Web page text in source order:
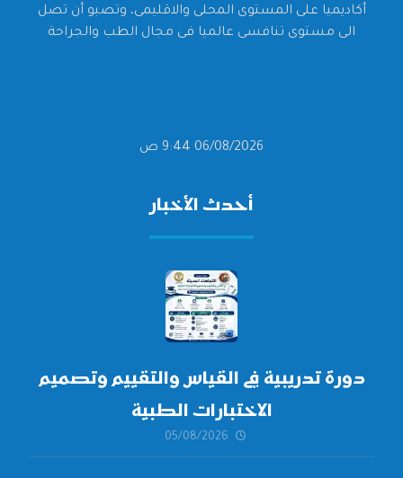
أكاديميا على المستوى المحلى والاقليمى، وتصبو أن تصل
الى مستوى تنافسى عالميا فى مجال الطب والجراحة
06/08/2026 9:44 ص
أحدث الأخبار
دورة تدريبية في القياس والتقييم وتصميم
الاختبارات الطبية
05/08/2026